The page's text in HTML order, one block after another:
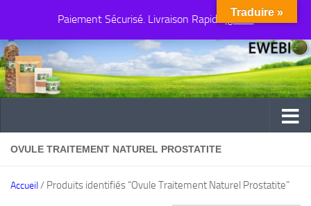
Paiement Sécurisé. Livraison Rapide Ignorer
Au dessous du contenu
OVULE TRAITEMENT NATUREL PROSTATITE
Accueil / Produits identifiés “Ovule Traitement Naturel Prostatite”
Traduire »